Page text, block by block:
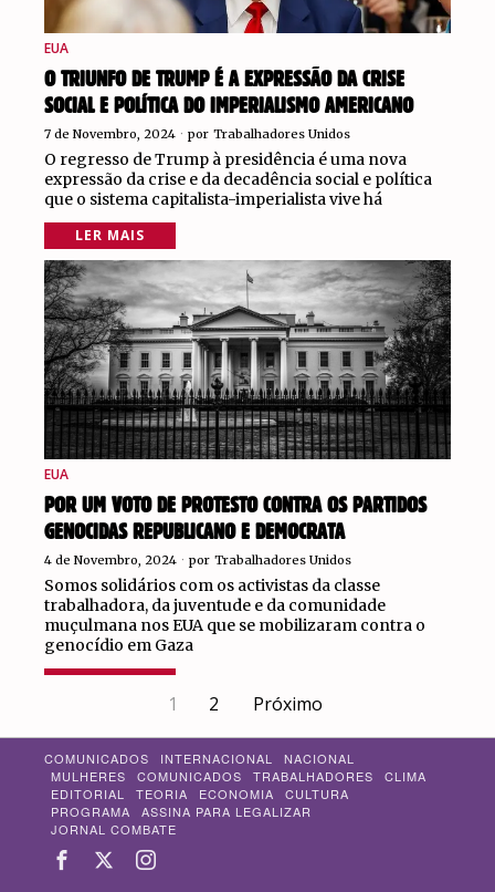
EUA
O TRIUNFO DE TRUMP É A EXPRESSÃO DA CRISE
SOCIAL E POLÍTICA DO IMPERIALISMO AMERICANO
7 de Novembro, 2024 por Trabalhadores Unidos
O regresso de Trump à presidência é uma nova
expressão da crise e da decadência social e política
que o sistema capitalista-imperialista vive há
LER MAIS
EUA
POR UM VOTO DE PROTESTO CONTRA OS PARTIDOS
GENOCIDAS REPUBLICANO E DEMOCRATA
4 de Novembro, 2024 por Trabalhadores Unidos
Somos solidários com os activistas da classe
trabalhadora, da juventude e da comunidade
muçulmana nos EUA que se mobilizaram contra o
genocídio em Gaza
LER MAIS
1 2 Próximo
COMUNICADOS INTERNACIONAL
NACIONAL
MULHERES
COMUNICADOS TRABALHADORES
CLIMA
EDITORIAL
TEORIA ECONOMIA
CULTURA
PROGRAMA
ASSINA PARA LEGALIZAR
JORNAL COMBATE